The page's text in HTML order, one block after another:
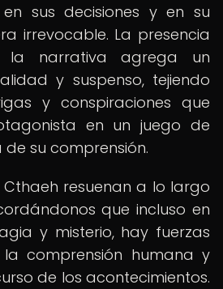
sus decisiones y en su
irrevocable. La presencia
la narrativa agrega un
y suspenso, tejiendo
y conspiraciones que
en un juego de
su comprensión.
resuenan a lo largo
que incluso en
y misterio, hay fuerzas
comprensión humana y
de los acontecimientos.